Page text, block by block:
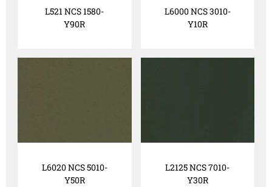
L521 NCS 1580-
Y90R
L6000 NCS 3010-
Y10R
L6020 NCS 5010-
Y50R
L2125 NCS 7010-
Y30R